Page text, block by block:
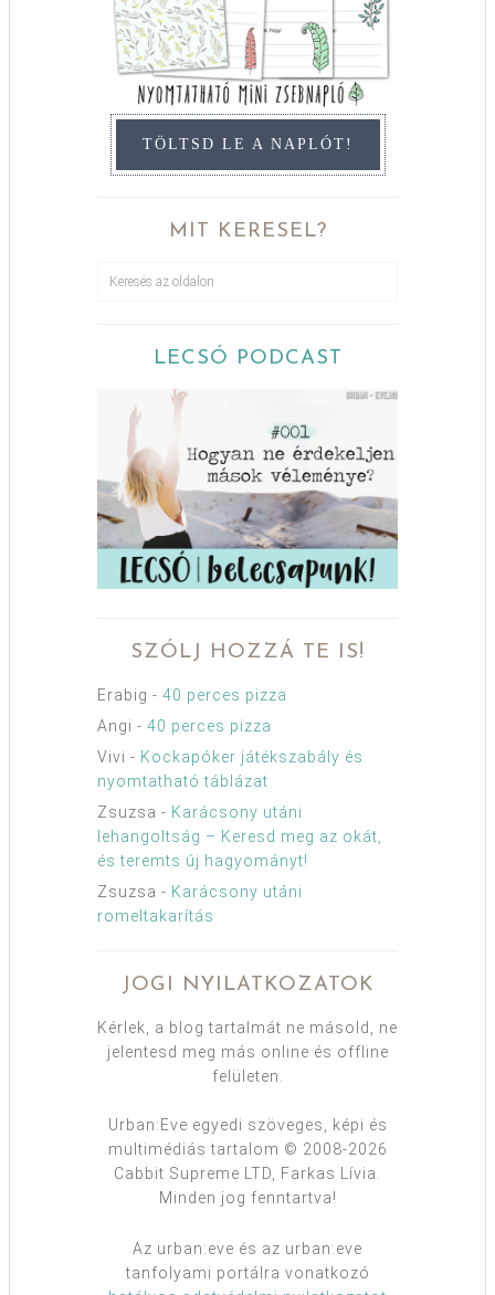
TÖLTSD LE A NAPLÓT!
MIT KERESEL?
LECSÓ PODCAST
SZÓLJ HOZZÁ TE IS!
Erabig - 40 perces pizza
Angi - 40 perces pizza
Vivi - Kockapóker játékszabály és
nyomtatható táblázat
Zsuzsa - Karácsony utáni
lehangoltság – Keresd meg az okát,
és teremts új hagyományt!
Zsuzsa - Karácsony utáni
romeltakarítás
JOGI NYILATKOZATOK
Kérlek, a blog tartalmát ne másold, ne
jelentesd meg más online és offline
felületen.
Urban:Eve egyedi szöveges, képi és
multimédiás tartalom © 2008-2026
Cabbit Supreme LTD, Farkas Lívia.
Minden jog fenntartva!
Az urban:eve és az urban:eve
tanfolyami portálra vonatkozó